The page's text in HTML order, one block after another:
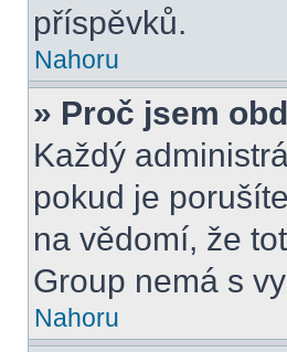
příspěvků.
Nahoru
» Proč jsem
Každý
pokud je
na vědomí, že
Group nemá s
Nahoru